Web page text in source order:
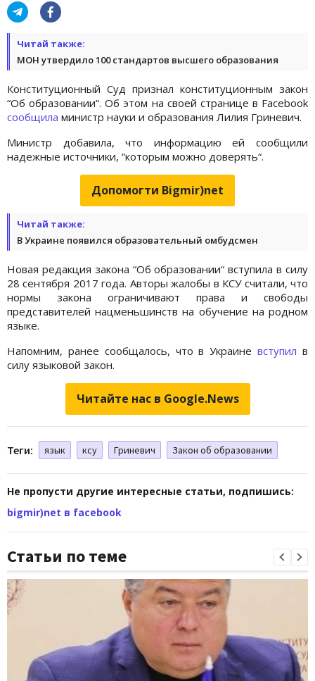
Читай также:
МОН утвердило 100 стандартов высшего образования
Конституционный Суд признал конституционным закон
“Об образовании“. Об этом на своей странице в Facebook
сообщила министр науки и образования Лилия Гриневич.
Министр добавила, что информацию ей сообщили
надежные источники, “которым можно доверять“.
Допомогти Bigmir)net
Читай также:
В Украине появился образовательный омбудсмен
Новая редакция закона “Об образовании“ вступила в силу
28 сентября 2017 года. Авторы жалобы в КСУ считали, что
нормы закона ограничивают права и свободы
представителей нацменьшинств на обучение на родном
языке.
Напомним, ранее сообщалось, что в Украиневступил в
силу языковой закон.
Читайте нас в Google.News
Теги: язык ксу Гриневич Закон об образовании
Не пропусти другие интересные статьи, подпишись:
bigmir)net в facebook
Статьи по теме